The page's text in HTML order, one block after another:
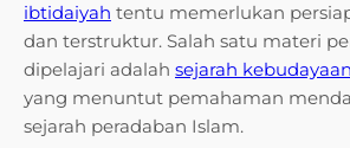
ibtidaiyah tentu memerlukan
dan terstruktur. Salah satu materi
dipelajari adalah sejarah
yang menuntut pemahaman
sejarah peradaban Islam.